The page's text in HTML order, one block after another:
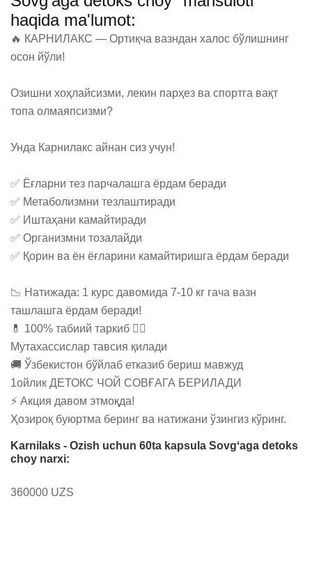
haqida ma'lumot:
🔥 КАРНИЛАКС — Ортиқча вазндан халос бўлишнинг
осон йўли!
Озишни хоҳлайсизми, лекин парҳез ва спортга вақт
топа олмаяпсизми?
Унда Карнилакс айнан сиз учун!
✅ Ёғларни тез парчалашга ёрдам беради
✅ Метаболизмни тезлаштиради
✅ Иштаҳани камайтиради
✅ Организмни тозалайди
✅ Қорин ва ён ёғларини камайтиришга ёрдам беради
📉 Натижада: 1 курс давомида 7-10 кг гача вазн
ташлашга ёрдам беради!
💊 100% табиий таркиб 👩‍⚕️
Мутахассислар тавсия қилади
🚚 Ўзбекистон бўйлаб етказиб бериш мавжуд
1ойлик ДЕТОКС ЧОЙ СОВҒАГА БЕРИЛАДИ
⚡ Акция давом этмоқда!
Ҳозироқ буюртма беринг ва натижани ўзингиз кўринг.
Karnilaks - Ozish uchun 60ta kapsula Sovgʻaga detoks
choy narxi:
360000 UZS